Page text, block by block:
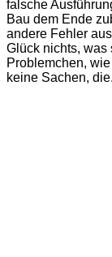
falsche
Bau dem Ende
andere Fehler
Glück nichts, was
Problemchen,
keine Sachen,